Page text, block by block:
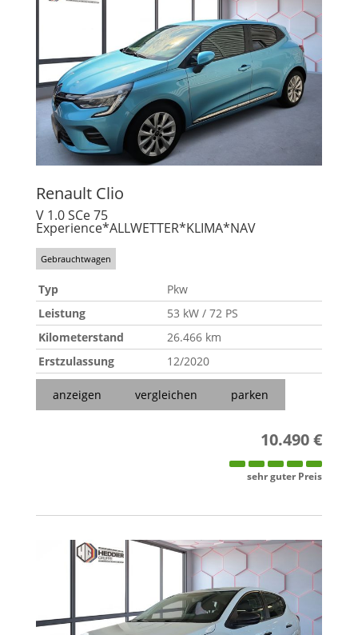
Renault Clio
V 1.0 SCe 75
Experience*ALLWETTER*KLIMA*NAV
Gebrauchtwagen
Typ
Pkw
Leistung
53 kW / 72 PS
Kilometerstand
26.466 km
Erstzulassung
12/2020
anzeigen vergleichen parken
10.490 €
sehr guter Preis